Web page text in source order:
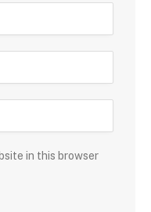
in this browser